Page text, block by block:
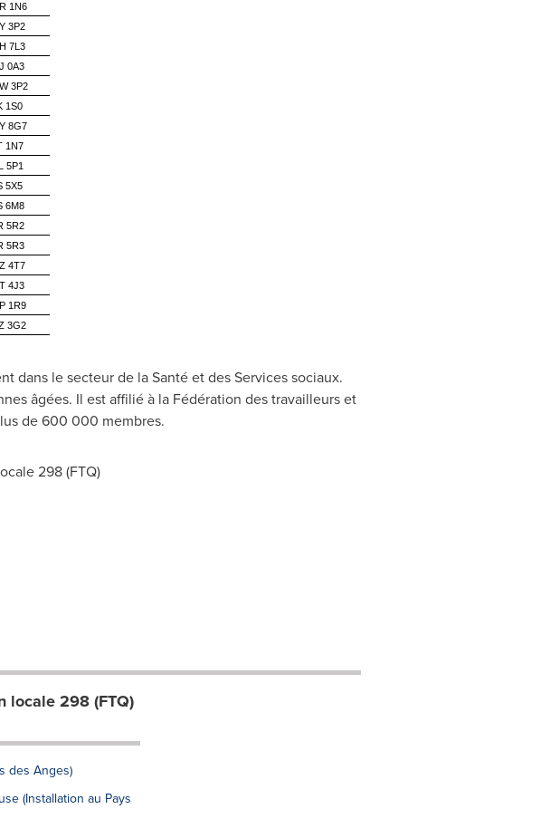
1N6
3P2
7L3
0A3
3P2
1S0
8G7
1N7
5P1
5X5
6M8
5R2
5R3
4T7
4J3
1R9
3G2
dans le secteur de la Santé et des Services sociaux.
âgées. Il est affilié à la Fédération des travailleurs et
de 600 000 membres.
298 (FTQ)
locale 298 (FTQ)
des Anges)
(Installation au Pays